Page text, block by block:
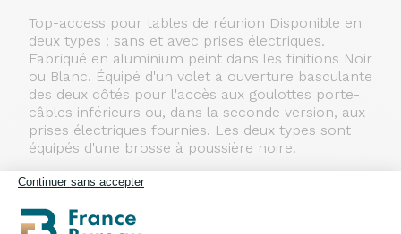
Continuer sans accepter
Top-access pour tables de réunion Disponible en
deux types : sans et avec prises électriques.
Fabriqué en aluminium peint dans les finitions Noir
ou Blanc. Équipé d'un volet à ouverture basculante
des deux côtés pour l'accès aux goulottes porte-
câbles inférieurs ou, dans la seconde version, aux
prises électriques fournies. Les deux types sont
équipés d'une brosse à poussière noire.